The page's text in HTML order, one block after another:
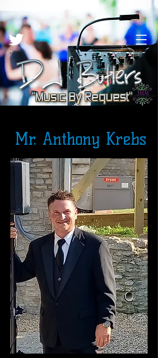
Mr. Anthony Krebs